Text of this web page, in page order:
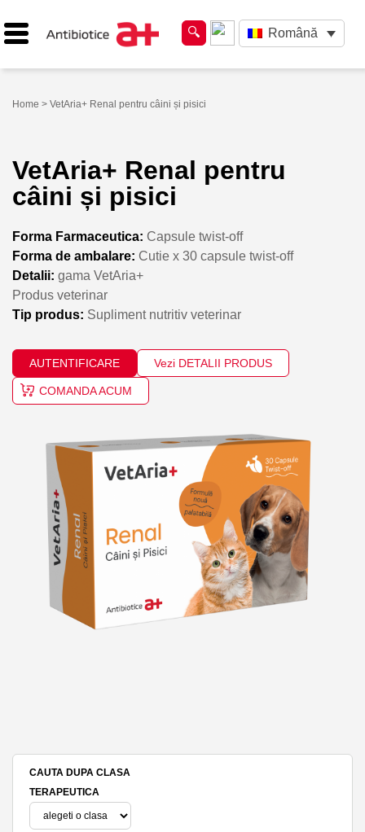
Română
Home > VetAria+ Renal pentru câini și pisici
VetAria+ Renal pentru
câini și pisici
Forma Farmaceutica: Capsule twist-off
Forma de ambalare: Cutie x 30 capsule twist-off
Detalii: gama VetAria+
Produs veterinar
Tip produs: Supliment nutritiv veterinar
AUTENTIFICARE Vezi DETALII PRODUS
COMANDA ACUM
CAUTA DUPA CLASA
TERAPEUTICA